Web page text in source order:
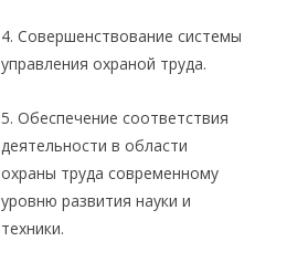
4. Совершенствование системы
управления охраной труда.
5. Обеспечение соответствия
деятельности в области
охраны труда современному
уровню развития науки и
техники.